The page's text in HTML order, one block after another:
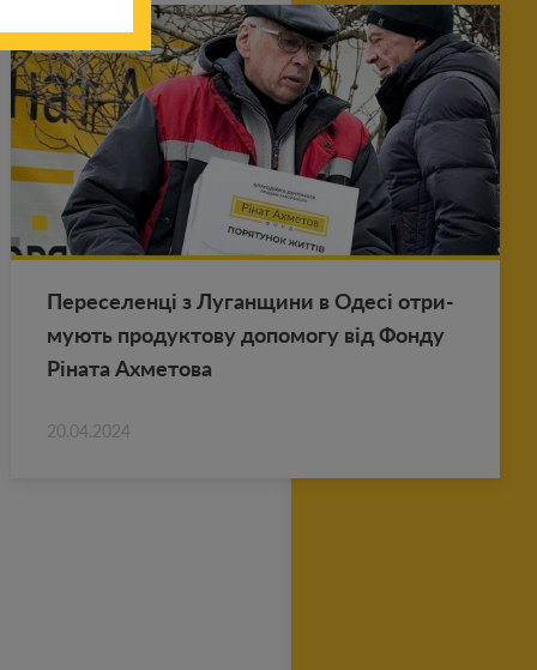
Пе­ре­се­ленці з Лу­ган­щи­ни в Одесі от­ри­
му­ють про­дук­то­ву до­по­мо­гу від Фонду
Ріната Ах­ме­то­ва
20.04.2024